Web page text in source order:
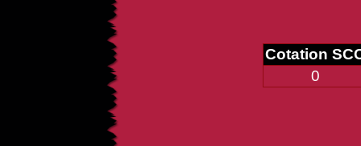
Cotation
0